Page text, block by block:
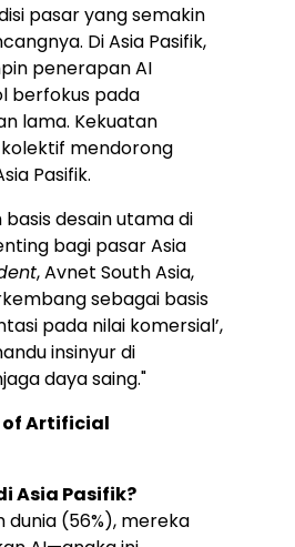
pasar yang semakin
Di Asia Pasifik,
penerapan AI
berfokus pada
lama. Kekuatan
mendorong
Pasifik.
desain utama di
bagi pasar Asia
, Avnet South Asia,
sebagai basis
pada nilai komersial’,
insinyur di
daya saing."
of Artificial
Asia Pasifik?
dunia (56%), mereka